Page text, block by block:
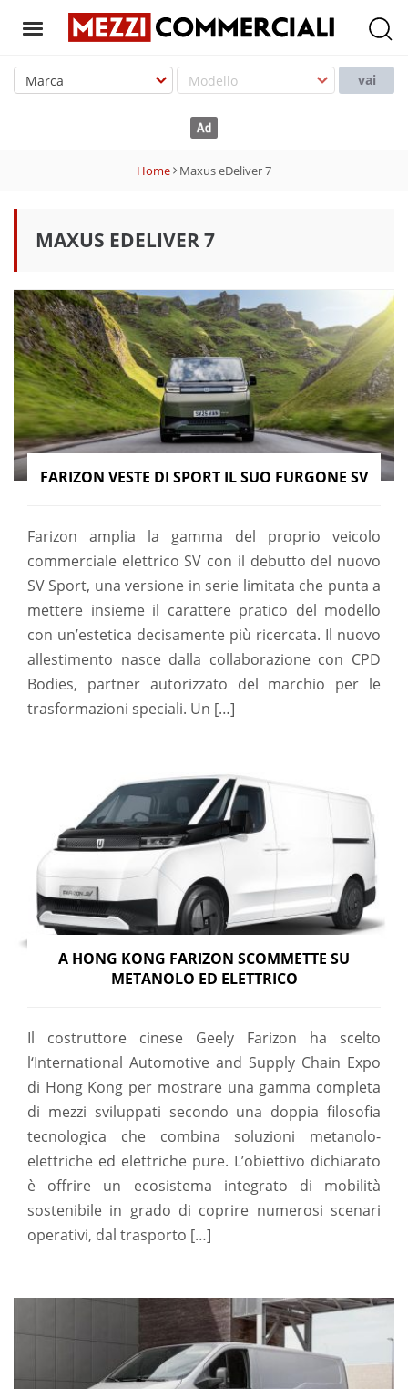
T
g
v
a
t
i
o
n
vai
Home Maxus eDeliver 7
MAXUS EDELIVER 7
FARIZON VESTE DI SPORT IL SUO FURGONE SV
Farizon amplia la gamma del proprio veicolo
commerciale elettrico SV con il debutto del nuovo
SV Sport, una versione in serie limitata che punta a
mettere insieme il carattere pratico del modello
con un’estetica decisamente più ricercata. Il nuovo
allestimento nasce dalla collaborazione con CPD
Bodies, partner autorizzato del marchio per le
trasformazioni speciali. Un […]
A HONG KONG FARIZON SCOMMETTE SU
METANOLO ED ELETTRICO
Il costruttore cinese Geely Farizon ha scelto
l‘International Automotive and Supply Chain Expo
di Hong Kong per mostrare una gamma completa
di mezzi sviluppati secondo una doppia filosofia
tecnologica che combina soluzioni metanolo-
elettriche ed elettriche pure. L’obiettivo dichiarato
è offrire un ecosistema integrato di mobilità
sostenibile in grado di coprire numerosi scenari
operativi, dal trasporto […]